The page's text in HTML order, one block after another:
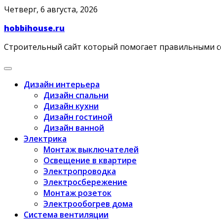
Skip
content
Четверг, 6 августа, 2026
hobbihouse.ru
Строительный сайт который помогает правильными
Дизайн интерьера
Дизайн спальни
Дизайн кухни
Дизайн гостиной
Дизайн ванной
Электрика
Монтаж выключателей
Освещение в квартире
Электропроводка
Электросбережение
Монтаж розеток
Электрообогрев дома
Система вентиляции